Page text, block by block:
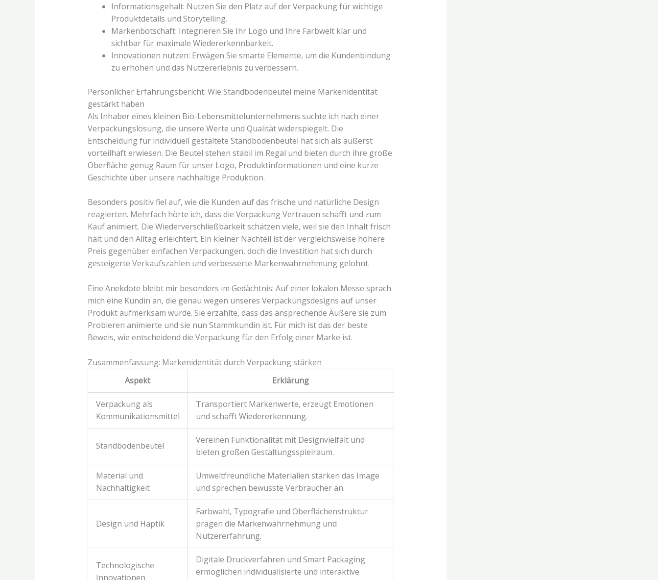
Informationsgehalt: Nutzen Sie den Platz auf der Verpackung für wichtige
Produktdetails und Storytelling.
Markenbotschaft: Integrieren Sie Ihr Logo und Ihre Farbwelt klar und
sichtbar für maximale Wiedererkennbarkeit.
Innovationen nutzen: Erwägen Sie smarte Elemente, um die Kundenbindung
zu erhöhen und das Nutzererlebnis zu verbessern.
Persönlicher Erfahrungsbericht: Wie Standbodenbeutel meine Markenidentität
gestärkt haben
Als Inhaber eines kleinen Bio-Lebensmittelunternehmens suchte ich nach einer
Verpackungslösung, die unsere Werte und Qualität widerspiegelt. Die
Entscheidung für individuell gestaltete Standbodenbeutel hat sich als äußerst
vorteilhaft erwiesen. Die Beutel stehen stabil im Regal und bieten durch ihre große
Oberfläche genug Raum für unser Logo, Produktinformationen und eine kurze
Geschichte über unsere nachhaltige Produktion.
Besonders positiv fiel auf, wie die Kunden auf das frische und natürliche Design
reagierten. Mehrfach hörte ich, dass die Verpackung Vertrauen schafft und zum
Kauf animiert. Die Wiederverschließbarkeit schätzen viele, weil sie den Inhalt frisch
hält und den Alltag erleichtert. Ein kleiner Nachteil ist der vergleichsweise höhere
Preis gegenüber einfachen Verpackungen, doch die Investition hat sich durch
gesteigerte Verkaufszahlen und verbesserte Markenwahrnehmung gelohnt.
Eine Anekdote bleibt mir besonders im Gedächtnis: Auf einer lokalen Messe sprach
mich eine Kundin an, die genau wegen unseres Verpackungsdesigns auf unser
Produkt aufmerksam wurde. Sie erzählte, dass das ansprechende Äußere sie zum
Probieren animierte und sie nun Stammkundin ist. Für mich ist das der beste
Beweis, wie entscheidend die Verpackung für den Erfolg einer Marke ist.
Zusammenfassung: Markenidentität durch Verpackung stärken
Aspekt
Erklärung
Verpackung als
Kommunikationsmittel
Transportiert Markenwerte, erzeugt Emotionen
und schafft Wiedererkennung.
Standbodenbeutel
Vereinen Funktionalität mit Designvielfalt und
bieten großen Gestaltungsspielraum.
Material und
Nachhaltigkeit
Umweltfreundliche Materialien stärken das Image
und sprechen bewusste Verbraucher an.
Design und Haptik
Farbwahl, Typografie und Oberflächenstruktur
prägen die Markenwahrnehmung und
Nutzererfahrung.
Technologische
Innovationen
Digitale Druckverfahren und Smart Packaging
ermöglichen individualisierte und interaktive